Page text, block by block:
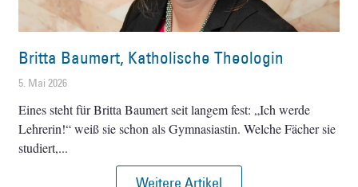
Britta Baumert, Katholische Theologin
5. Mai 2026
Eines steht für Britta Baumert seit langem fest: „Ich werde
Lehrerin!“ weiß sie schon als Gymnasiastin. Welche Fächer sie
studiert,
Weitere Artikel